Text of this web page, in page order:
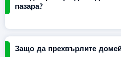
пазара?
Защо да прехвърлите